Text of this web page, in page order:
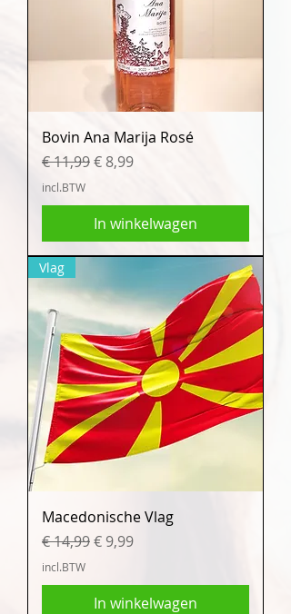
Bovin Ana Marija Rosé
Normale prijs
€ 11,99Verkoopprijs
€ 8,99
incl.BTW
In winkelwagen
Vlag
Macedonische Vlag
Normale prijs
€ 14,99Verkoopprijs
€ 9,99
incl.BTW
In winkelwagen